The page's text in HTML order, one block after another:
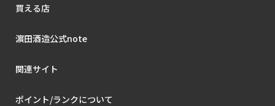
買える店
濵田酒造公式note
関連サイト
ポイント/ランクについて